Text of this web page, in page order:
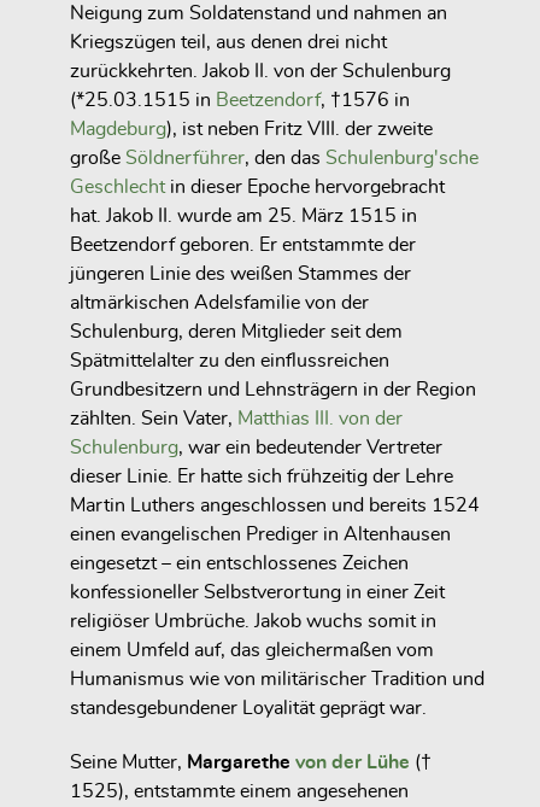
Neigung zum Soldatenstand und nahmen an
Kriegszügen teil, aus denen drei nicht
zurückkehrten. Jakob II. von der Schulenburg
(*25.03.1515 in Beetzendorf, †1576 in
Magdeburg), ist neben Fritz VIII. der zweite
große Söldnerführer, den das Schulenburg'sche
Geschlechtin dieser Epoche hervorgebracht
hat. Jakob II. wurde am 25. März 1515 in
Beetzendorf geboren. Er entstammte der
jüngeren Linie des weißen Stammes der
altmärkischen Adelsfamilie von der
Schulenburg, deren Mitglieder seit dem
Spätmittelalter zu den einflussreichen
Grundbesitzern und Lehnsträgern in der Region
zählten. Sein Vater, Matthias III. von der
Schulenburg, war ein bedeutender Vertreter
dieser Linie. Er hatte sich frühzeitig der Lehre
Martin Luthers angeschlossen und bereits 1524
einen evangelischen Prediger in Altenhausen
eingesetzt – ein entschlossenes Zeichen
konfessioneller Selbstverortung in einer Zeit
religiöser Umbrüche. Jakob wuchs somit in
einem Umfeld auf, das gleichermaßen vom
Humanismus wie von militärischer Tradition und
standesgebundener Loyalität geprägt war.
Seine Mutter, Margarethe von der Lühe (†
1525), entstammte einem angesehenen